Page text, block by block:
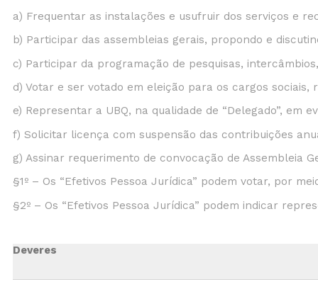
a) Frequentar as instalações e usufruir dos serviços e
b) Participar das assembleias gerais, propondo e
c) Participar da programação de pesquisas,
d) Votar e ser votado em eleição para os cargos
e) Representar a UBQ, na qualidade de “Delegado”,
f) Solicitar licença com suspensão das contribuições
g) Assinar requerimento de convocação de Assembleia
§1º – Os “Efetivos Pessoa Jurídica” podem votar, por
§2º – Os “Efetivos Pessoa Jurídica” podem indicar
Deveres